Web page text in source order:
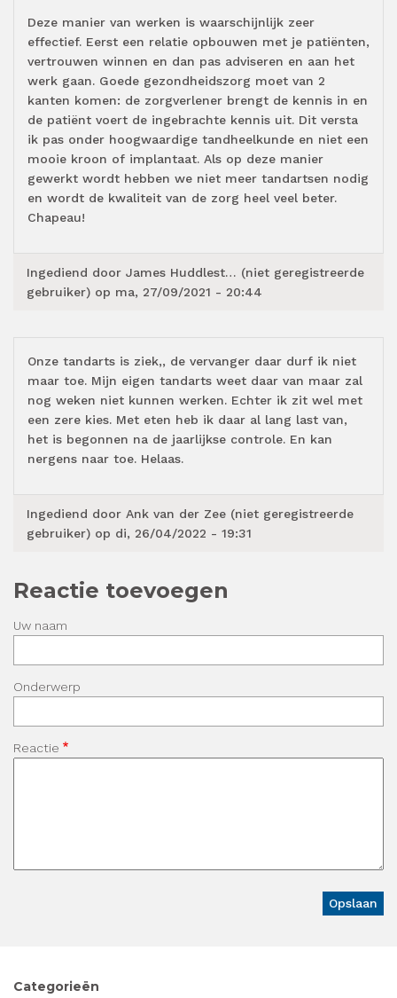
Deze manier van werken is waarschijnlijk zeer
effectief. Eerst een relatie opbouwen met je patiënten,
vertrouwen winnen en dan pas adviseren en aan het
werk gaan. Goede gezondheidszorg moet van 2
kanten komen: de zorgverlener brengt de kennis in en
de patiënt voert de ingebrachte kennis uit. Dit versta
ik pas onder hoogwaardige tandheelkunde en niet een
mooie kroon of implantaat. Als op deze manier
gewerkt wordt hebben we niet meer tandartsen nodig
en wordt de kwaliteit van de zorg heel veel beter.
Chapeau!
Ingediend door James Huddlest… (niet geregistreerde
gebruiker) op ma, 27/09/2021 - 20:44
Onze tandarts is ziek,, de vervanger daar durf ik niet
maar toe. Mijn eigen tandarts weet daar van maar zal
nog weken niet kunnen werken. Echter ik zit wel met
een zere kies. Met eten heb ik daar al lang last van,
het is begonnen na de jaarlijkse controle. En kan
nergens naar toe. Helaas.
Ingediend door Ank van der Zee (niet geregistreerde
gebruiker) op di, 26/04/2022 - 19:31
Reactie toevoegen
Uw naam
Onderwerp
Reactie
Categorieën